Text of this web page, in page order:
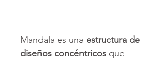
Mandala es una estructura de
diseños concéntricos que